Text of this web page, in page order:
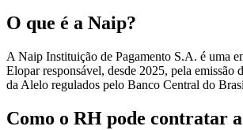
O que é a Naip?
A Naip Instituição de Pagamento S.A. é uma
Elopar responsável, desde 2025, pela emissão
da Alelo regulados pelo Banco Central do
Como o RH pode contratar